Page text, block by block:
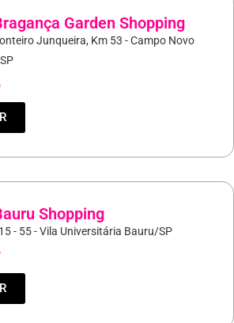
Garden Shopping
Junqueira, Km 53 - Campo Novo
Shopping
- 55 - Vila Universitária Bauru/SP